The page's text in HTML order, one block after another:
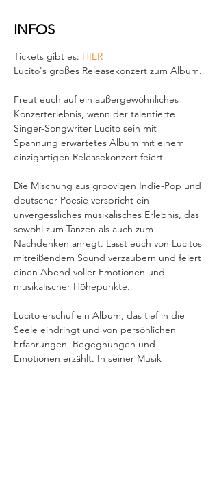
INFOS
Tickets gibt es: HIER
Lucito's großes Releasekonzert zum Album.
Freut euch auf ein außergewöhnliches
Konzerterlebnis, wenn der talentierte
Singer-Songwriter Lucito sein mit
Spannung erwartetes Album mit einem
einzigartigen Releasekonzert feiert.
Die Mischung aus groovigen Indie-Pop und
deutscher Poesie verspricht ein
unvergessliches musikalisches Erlebnis, das
sowohl zum Tanzen als auch zum
Nachdenken anregt. Lasst euch von Lucitos
mitreißendem Sound verzaubern und feiert
einen Abend voller Emotionen und
musikalischer Höhepunkte.
Lucito erschuf ein Album, das tief in die
Seele eindringt und von persönlichen
Erfahrungen, Begegnungen und
Emotionen erzählt. In seiner Musik